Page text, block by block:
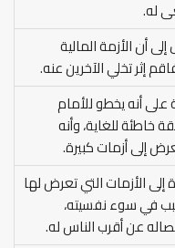
له.
أن الأزمة المالية
إثر تخلي الآخرين عنه.
على أنه يخطو للأمام
خاطئة للغاية، وأنه
إلى أزمات كبيرة.
إلى الأزمات التي تعرض لها
في سوء نفسيته،
عن أقرب الناس له.